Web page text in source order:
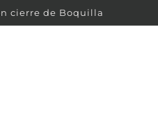
cierre de Boquilla